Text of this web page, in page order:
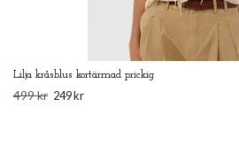
Lilja kråsblus kortärmad prickig
499 kr 249 kr